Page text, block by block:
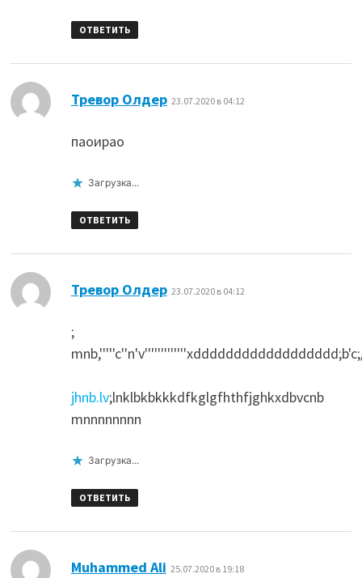
ОТВЕТИТЬ
Тревор Олдер: 23.07.2020 в 04:12
паоирао
Загрузка...
ОТВЕТИТЬ
Тревор Олдер: 23.07.2020 в 04:12
;
jhnb.lv;lnklbkbkkkdfkglgfhthfjghkxdbvcnb
mnnnnnnnn
Загрузка...
ОТВЕТИТЬ
Muhammed Ali 25.07.2020 в 19:18